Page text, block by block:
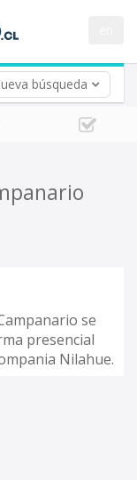
búsqueda
se
presencial
Nilahue.